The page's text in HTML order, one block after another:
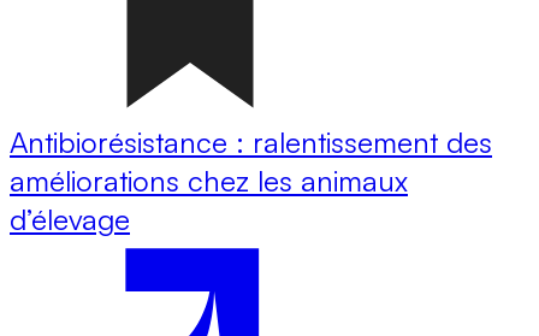
Antibiorésistance : ralentissement des
améliorations chez les animaux
d’élevage